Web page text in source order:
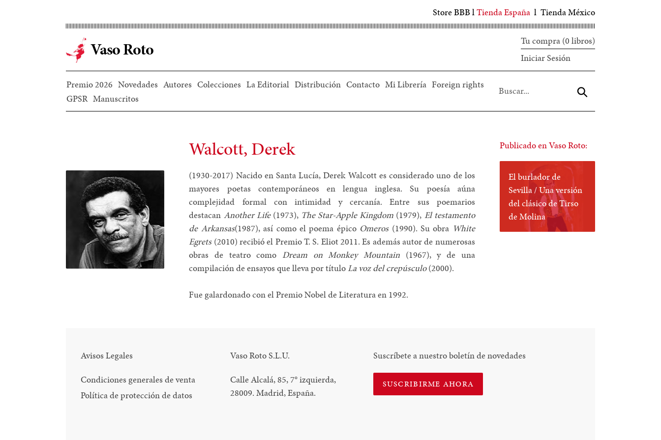
contenido
principal
Store BBB lTienda España l Tienda México
Vaso Roto
Tu compra (0 libros)
Iniciar SesiónIniciar
sesión
Premio 2026 Novedades Autores Colecciones La Editorial Distribución Contacto Mi Librería Foreign rights
GPSR Manuscritos
Walcott, Derek
(1930-2017) Nacido en Santa Lucía, Derek Walcott es considerado uno de los
mayores poetas contemporáneos en lengua inglesa. Su poesía aúna
complejidad formal con intimidad y cercanía. Entre sus poemarios
destacan Another Life(1973), The Star-Apple Kingdom (1979), El testamento
de Arkansas(1987), así como el poema épico Omeros(1990). Su obra White
Egrets(2010) recibió el Premio T. S. Eliot 2011. Es además autor de numerosas
obras de teatro comoDream on Monkey Mountain (1967), y de una
compilación de ensayos que lleva por títuloLa voz del crepúsculo(2000).
Fue galardonado con el Premio Nobel de Literatura en 1992.
Publicado en Vaso Roto:
El burlador de
Sevilla / Una versión
del clásico de Tirso
de Molina
Avisos Legales
Condiciones generales de venta
Política de protección de datos
Vaso Roto S.L.U.
Calle Alcalá, 85, 7°izquierda,
28009. Madrid, España.
Suscríbete a nuestro boletín de novedades
SUSCRIBIRME AHORA